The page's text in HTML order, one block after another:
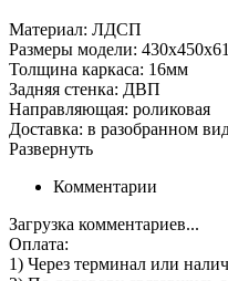
Материал: ЛДСП
Размеры модели:
Толщина каркаса: 16мм
Задняя стенка: ДВП
Направляющая: роликовая
Доставка: в разобранном
Развернуть
Комментарии
Загрузка комментариев...
Оплата:
1) Через терминал или